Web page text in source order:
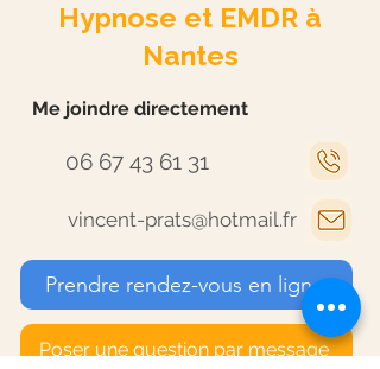
Hypnose et EMDR à
Nantes
Me joindre directement
06 67 43 61 31
vincent-prats@hotmail.fr
Prendre rendez-vous en ligne
Poser une question par message